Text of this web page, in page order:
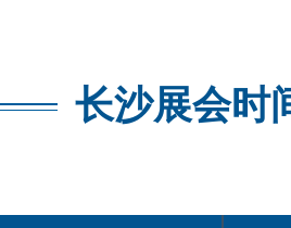
长沙展会时